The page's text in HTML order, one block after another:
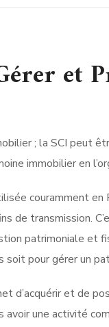
et
; la SCI peut
immobilier en
couramment en
de transmission.
patrimoniale et
pour gérer un
d’acquérir et de
avoir une activité